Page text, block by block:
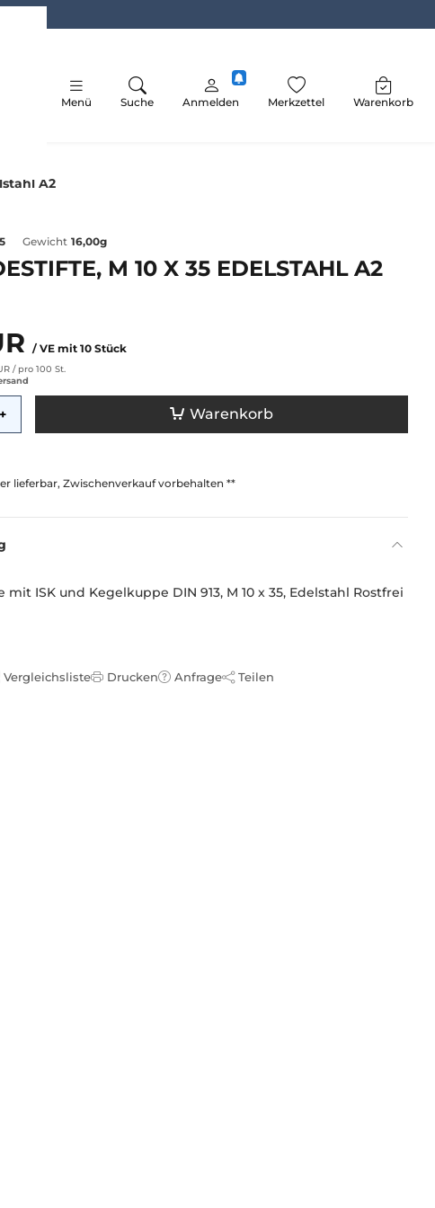
Menü Suche Anmelden Merkzettel Warenkorb
A2
Gewicht 16,00g
M 10 X 35 EDELSTAHL A2
/ VE mit 10 Stück
/ pro 100 St.
+ Warenkorb
lieferbar, Zwischenverkauf vorbehalten **
ISK und Kegelkuppe DIN 913, M 10 x 35, Edelstahl Rostfrei
Vergleichsliste Drucken Anfrage Teilen